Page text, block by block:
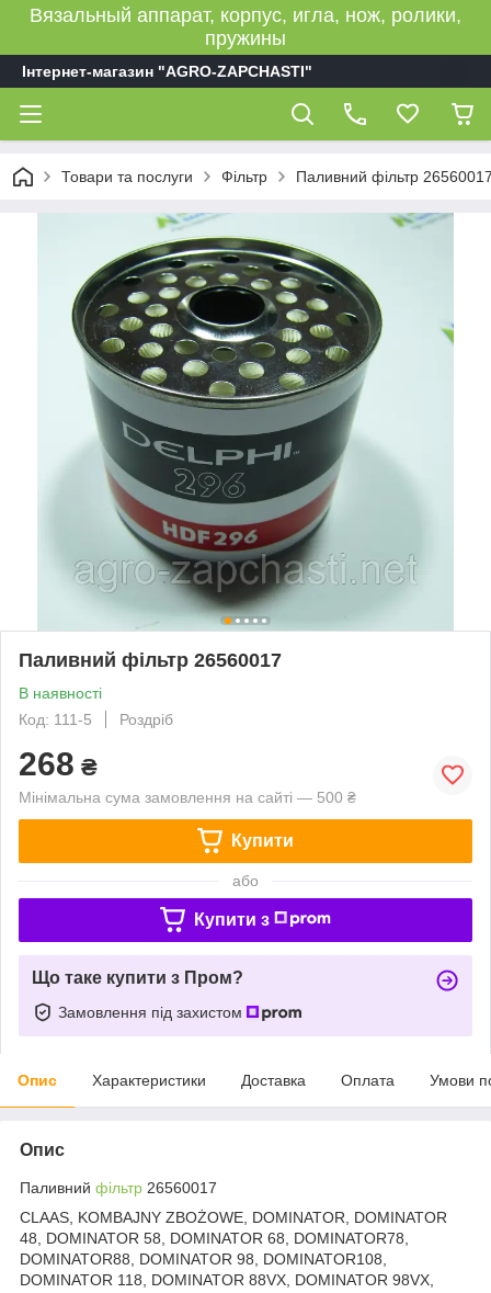
Вязальный аппарат, корпус, игла, нож, ролики,
пружины
Інтернет-магазин "AGRO-ZAPCHASTI"
Товари та послуги Фільтр Паливний фільтр
Паливний фільтр 26560017
В наявності
Код: 111-5
Роздріб
268 ₴
Мінімальна сума замовлення на сайті — 500 ₴
Купити
або
Купити з
Що таке купити з Пром?
Замовлення під захистом
Опис Характеристики Доставка Оплата Умови
Опис
Паливний фільтр 26560017
CLAAS, KOMBAJNY ZBOŻOWE, DOMINATOR, DOMINATOR
48, DOMINATOR 58, DOMINATOR 68, DOMINATOR78,
DOMINATOR88, DOMINATOR 98, DOMINATOR108,
DOMINATOR 118, DOMINATOR 88VX, DOMINATOR 98VX,